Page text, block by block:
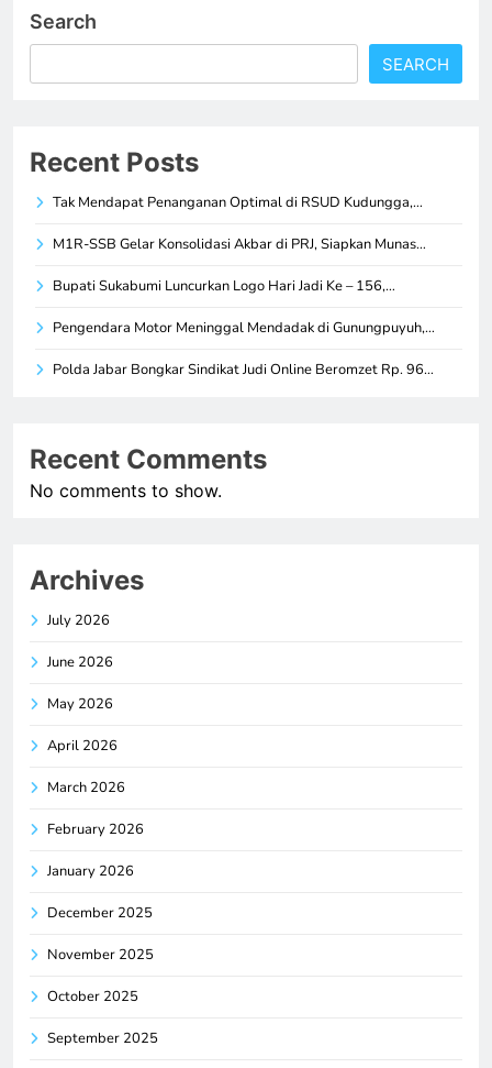
Search
SEARCH
Recent Posts
Tak Mendapat Penanganan Optimal di RSUD Kudungga,…
M1R-SSB Gelar Konsolidasi Akbar di PRJ, Siapkan Munas…
Bupati Sukabumi Luncurkan Logo Hari Jadi Ke – 156,…
Pengendara Motor Meninggal Mendadak di Gunungpuyuh,…
Polda Jabar Bongkar Sindikat Judi Online Beromzet Rp. 96…
Recent Comments
No comments to show.
Archives
July 2026
June 2026
May 2026
April 2026
March 2026
February 2026
January 2026
December 2025
November 2025
October 2025
September 2025